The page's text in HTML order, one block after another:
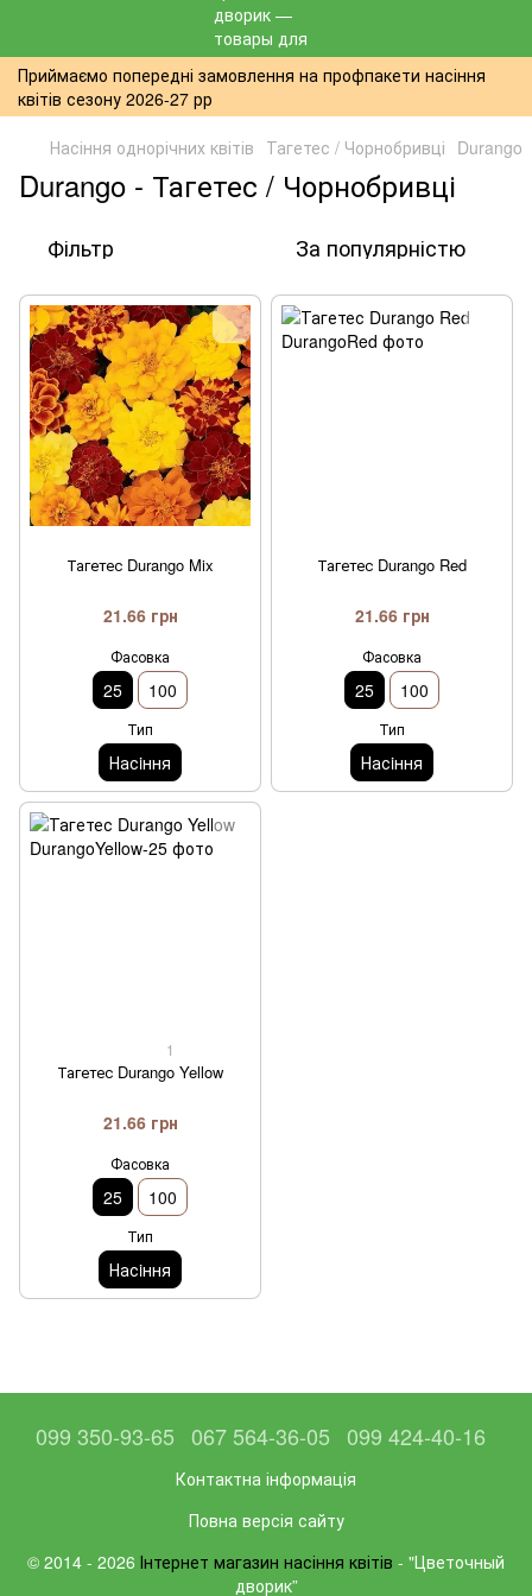
Приймаємо попередні замовлення на профпакети насіння
квітів сезону 2026-27 рр
Насіння однорічних квітів Тагетес / Чорнобривці Durango
Durango - Тагетес / Чорнобривці
Фільтр За популярністю
Тагетес Durango Mix
21.66 грн
Фасовка
25 100
Тип
Насiння
Тагетес Durango Red
21.66 грн
Фасовка
25 100
Тип
Насiння
1
Тагетес Durango Yellow
21.66 грн
Фасовка
25 100
Тип
Насiння
099 350-93-65 067 564-36-05 099 424-40-16
Контактна інформація
Повна версія сайту
© 2014 - 2026 Інтернет магазин насіння квітів - "Цветочный
дворик”